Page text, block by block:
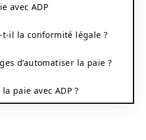
avec ADP
t-il la conformité légale ?
d’automatiser la paie ?
paie avec ADP ?